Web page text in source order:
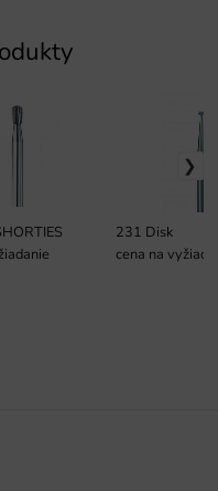
231 Disk
cena na